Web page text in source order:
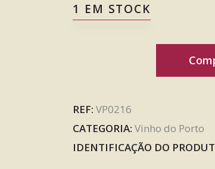
1 EM STOCK
REF: VP0216
CATEGORIA: Vinho do Porto
IDENTIFICAÇÃO DO